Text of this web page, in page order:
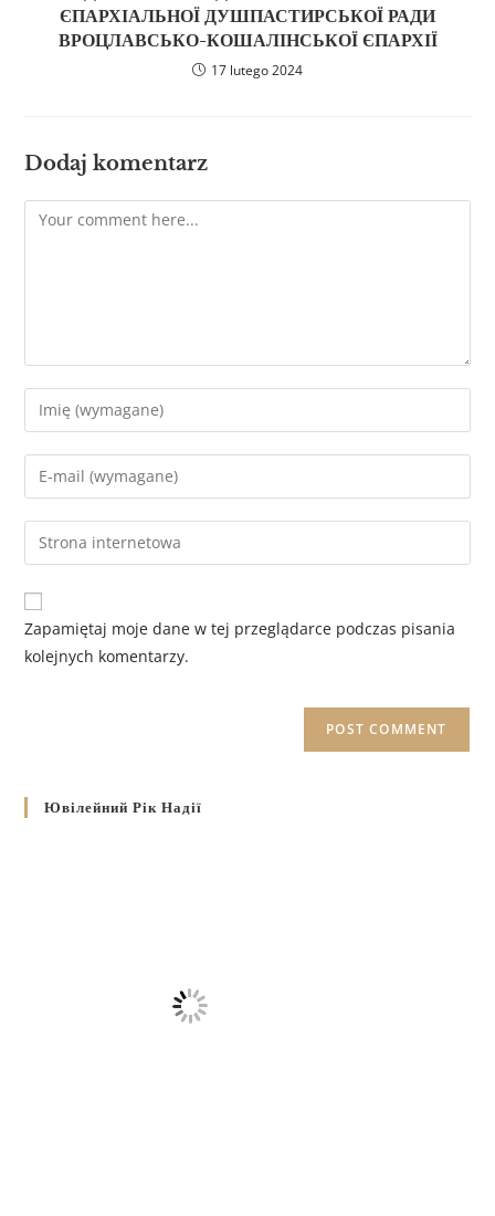
ЄПАРХІАЛЬНОЇ ДУШПАСТИРСЬКОЇ РАДИ
ВРОЦЛАВСЬКО-КОШАЛІНСЬКОЇ ЄПАРХІЇ
17 lutego 2024
Dodaj komentarz
Zapamiętaj moje dane w tej przeglądarce podczas pisania
kolejnych komentarzy.
Ювілейний Рік Надії